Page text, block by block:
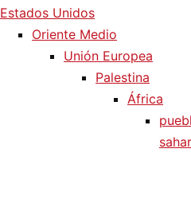
Estados Unidos
Oriente Medio
Unión Europea
Palestina
África